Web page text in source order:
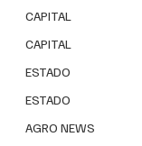
CAPITAL
CAPITAL
ESTADO
ESTADO
AGRO NEWS